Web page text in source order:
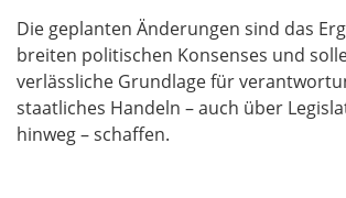
Die geplanten Änderungen sind das
breiten politischen Konsenses und
verlässliche Grundlage für
staatliches Handeln – auch über
hinweg – schaffen.